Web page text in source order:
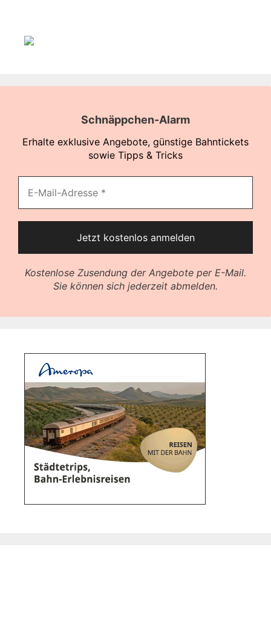
Schnäppchen-Alarm
Erhalte exklusive Angebote, günstige Bahntickets
sowie Tipps & Tricks
Kostenlose Zusendung der Angebote per E-Mail.
Sie können sich jederzeit abmelden.